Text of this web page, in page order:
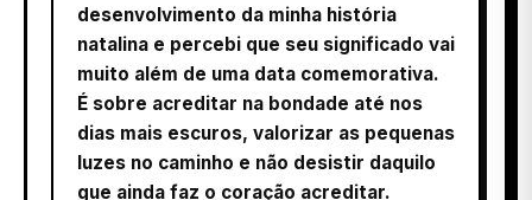
desenvolvimento da minha história
natalina e percebi que seu significado vai
muito além de uma data comemorativa.
É sobre acreditar na bondade até nos
dias mais escuros, valorizar as pequenas
luzes no caminho e não desistir daquilo
que ainda faz o coração acreditar.